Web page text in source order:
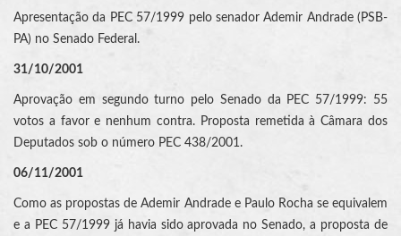
Apresentação da PEC 57/1999 pelo senador Ademir Andrade (PSB-
PA) no Senado Federal.
31/10/2001
Aprovação em segundo turno pelo Senado da PEC 57/1999: 55
votos a favor e nenhum contra. Proposta remetida à Câmara dos
Deputados sob o número PEC 438/2001.
06/11/2001
Como as propostas de Ademir Andrade e Paulo Rocha se equivalem
e a PEC 57/1999 já havia sido aprovada no Senado, a proposta de